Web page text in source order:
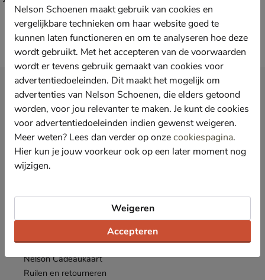
Klantenservice
Betaalmogelijkheden
Nelson Cadeaukaart
Ruilen en retourneren
Nieuwsbrief
Ontvang € 10,- welkomstkorting*en blijf op de hoogte van leuke
acties en aanbiedingen!
E-mailadres Inschrijven
Bekijk deactievoorwaarden
Nelson Schoenen maakt gebruik van cookies en
vergelijkbare technieken om haar website goed te
kunnen laten functioneren en om te analyseren hoe deze
wordt gebruikt. Met het accepteren van de voorwaarden
wordt er tevens gebruik gemaakt van cookies voor
advertentiedoeleinden. Dit maakt het mogelijk om
advertenties van Nelson Schoenen, die elders getoond
worden, voor jou relevanter te maken. Je kunt de cookies
voor advertentiedoeleinden indien gewenst weigeren.
Meer weten? Lees dan verder op onzecookiespagina.
Hier kun je jouw voorkeur ook op een later moment nog
wijzigen.
Accepteren
Weigeren